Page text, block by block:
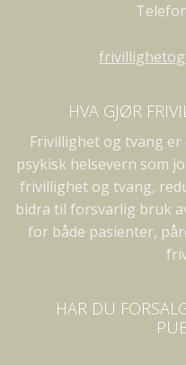
HVA GJØR
Frivillighet og tvang
psykisk helsevern som
frivillighet og tvang,
bidra til forsvarlig bruk
for både pasienter,
HAR DU